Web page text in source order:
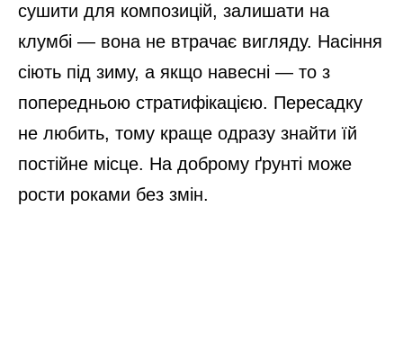
сушити для композицій, залишати на
клумбі — вона не втрачає вигляду. Насіння
сіють під зиму, а якщо навесні — то з
попередньою стратифікацією. Пересадку
не любить, тому краще одразу знайти їй
постійне місце. На доброму ґрунті може
рости роками без змін.